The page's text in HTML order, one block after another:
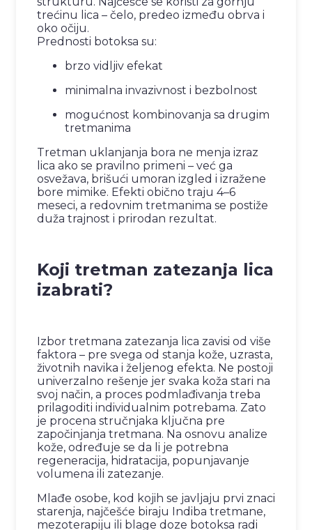
trećinu lica – čelo, predeo između obrva i
oko očiju.
Prednosti botoksa su:
brzo vidljiv efekat
minimalna invazivnost i bezbolnost
mogućnost kombinovanja sa drugim
tretmanima
Tretman uklanjanja bora ne menja izraz
lica ako se pravilno primeni – već ga
osvežava, brišući umoran izgled i izražene
bore mimike. Efekti obično traju 4–6
meseci, a redovnim tretmanima se postiže
duža trajnost i prirodan rezultat.
Koji tretman zatezanja lica
izabrati?
Izbor tretmana zatezanja lica zavisi od više
faktora – pre svega od stanja kože, uzrasta,
životnih navika i željenog efekta. Ne postoji
univerzalno rešenje jer svaka koža stari na
svoj način, a proces podmlađivanja treba
prilagoditi individualnim potrebama. Zato
je procena stručnjaka ključna pre
započinjanja tretmana. Na osnovu analize
kože, određuje se da li je potrebna
regeneracija, hidratacija, popunjavanje
volumena ili zatezanje.
Mlađe osobe, kod kojih se javljaju prvi znaci
starenja, najčešće biraju Indiba tretmane,
mezoterapiju ili blage doze botoksa radi